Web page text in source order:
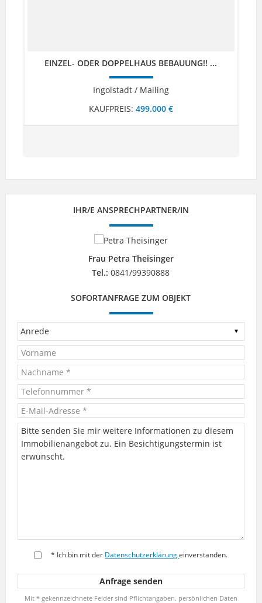
EINZEL- ODER DOPPELHAUS BEBAUUNG!! ...
Ingolstadt / Mailing
KAUFPREIS: 499.000 €
IHR/E ANSPRECHPARTNER/IN
Frau Petra Theisinger
Tel.: 0841/99390888
SOFORTANFRAGE ZUM OBJEKT
* Ich bin mit der Datenschutzerklärungeinverstanden.
Mit * gekennzeichnete Felder sind Pflichtangaben. persönlichen Daten